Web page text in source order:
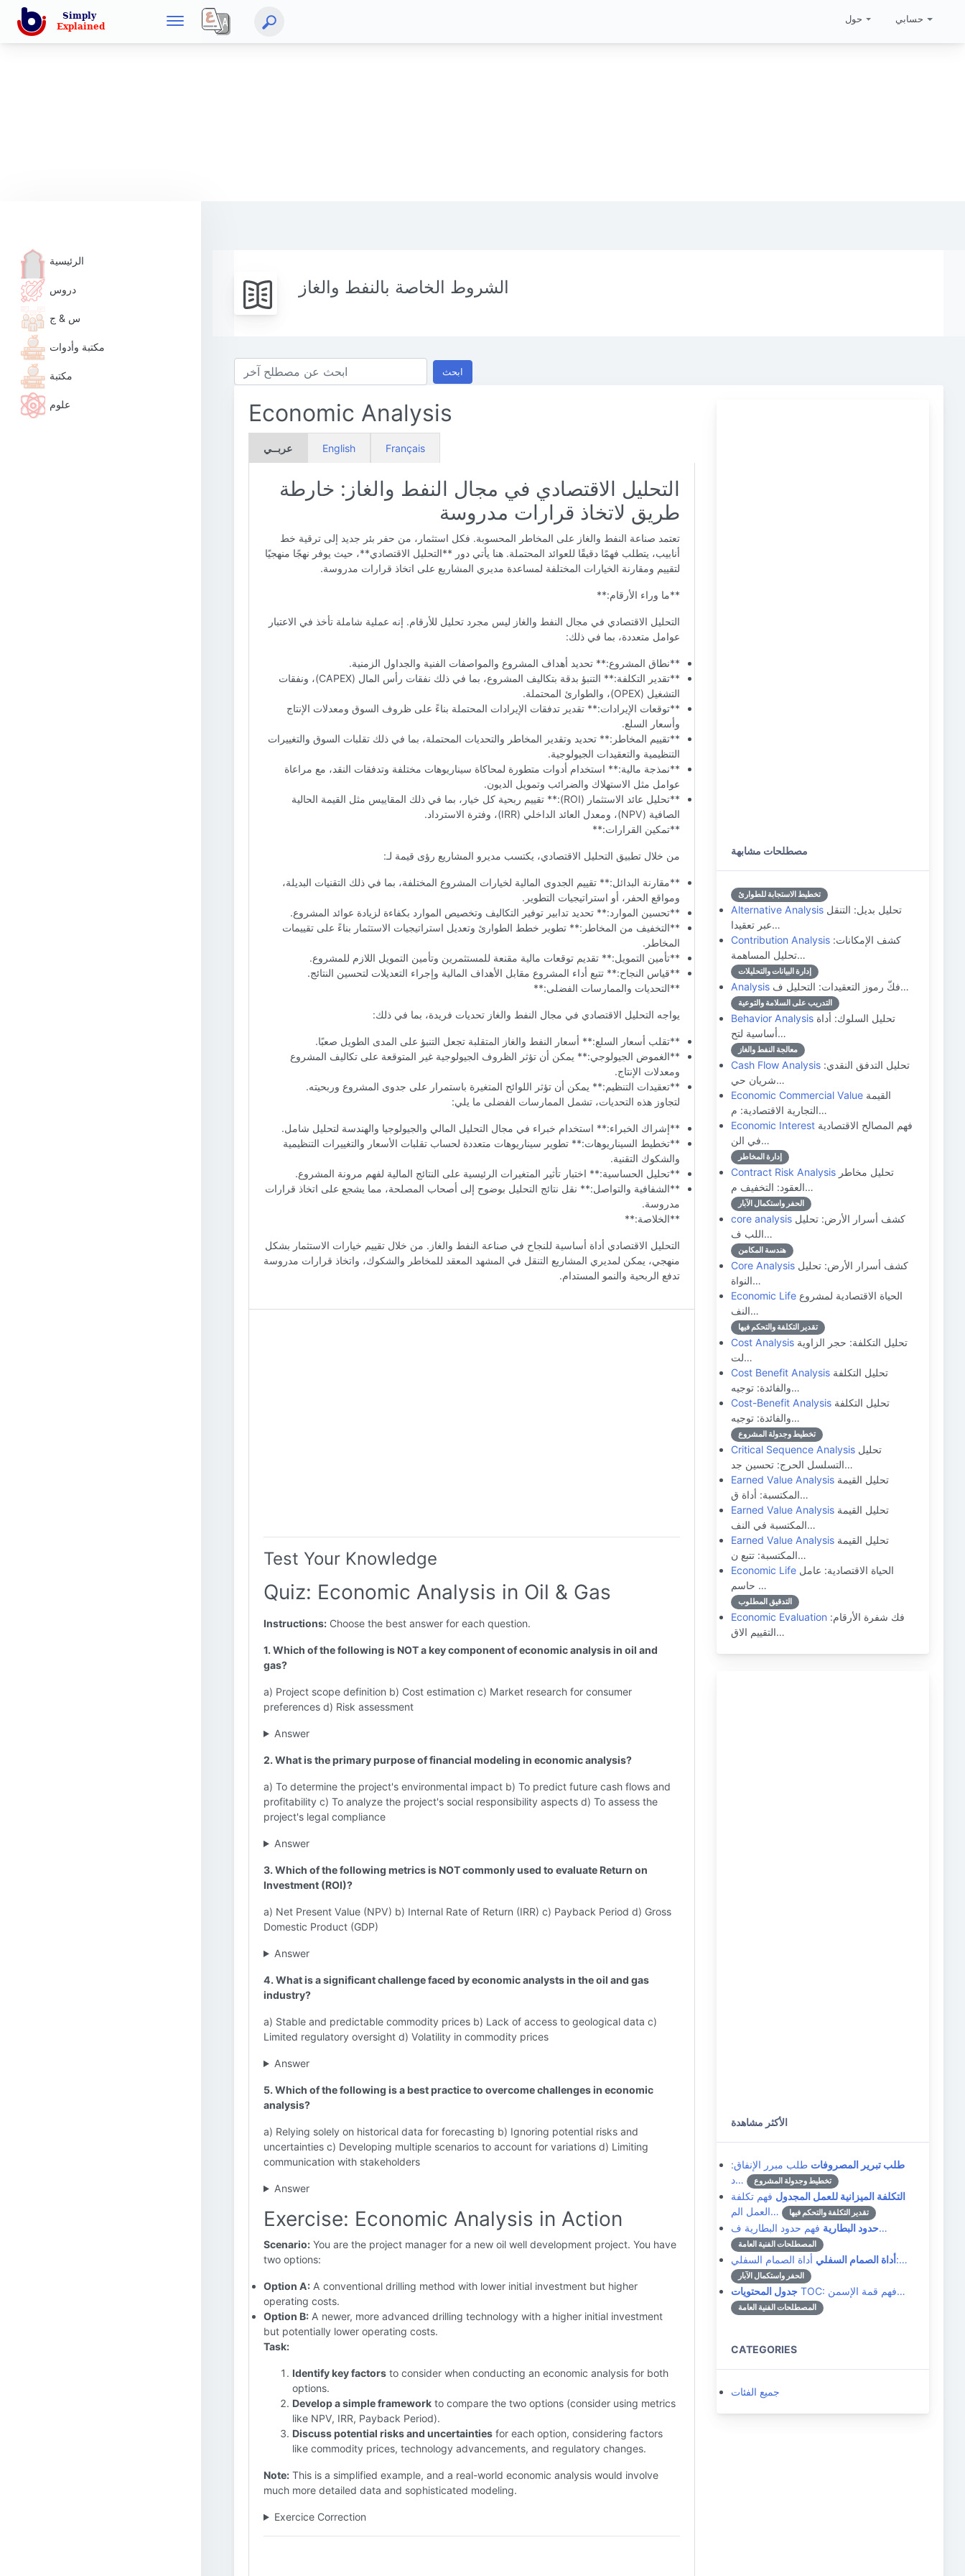
حول حسابي
الرئيسية
دروس
س & ج
مكتبة وأدوات
مكتبة
علوم
الشروط الخاصة بالنفط والغاز
ابحث
Economic Analysis
عربــي English Français
التحليل الاقتصادي في مجال النفط والغاز: خارطة
طريق لاتخاذ قرارات مدروسة
تعتمد صناعة النفط والغاز على المخاطر المحسوبة. فكل استثمار، من حفر بئر جديد إلى ترقية خط
أنابيب، يتطلب فهمًا دقيقًا للعوائد المحتملة. هنا يأتي دور **التحليل الاقتصادي**، حيث يوفر نهجًا منهجيًا
لتقييم ومقارنة الخيارات المختلفة لمساعدة مديري المشاريع على اتخاذ قرارات مدروسة.
**ما وراء الأرقام:**
التحليل الاقتصادي في مجال النفط والغاز ليس مجرد تحليل للأرقام. إنه عملية شاملة تأخذ في الاعتبار
عوامل متعددة، بما في ذلك:
**نطاق المشروع:** تحديد أهداف المشروع والمواصفات الفنية والجداول الزمنية.
**تقدير التكلفة:** التنبؤ بدقة بتكاليف المشروع، بما في ذلك نفقات رأس المال (CAPEX)، ونفقات
التشغيل (OPEX)، والطوارئ المحتملة.
**توقعات الإيرادات:** تقدير تدفقات الإيرادات المحتملة بناءً على ظروف السوق ومعدلات الإنتاج
وأسعار السلع.
**تقييم المخاطر:** تحديد وتقدير المخاطر والتحديات المحتملة، بما في ذلك تقلبات السوق والتغييرات
التنظيمية والتعقيدات الجيولوجية.
**نمذجة مالية:** استخدام أدوات متطورة لمحاكاة سيناريوهات مختلفة وتدفقات النقد، مع مراعاة
عوامل مثل الاستهلاك والضرائب وتمويل الديون.
**تحليل عائد الاستثمار (ROI):** تقييم ربحية كل خيار، بما في ذلك المقاييس مثل القيمة الحالية
الصافية (NPV)، ومعدل العائد الداخلي (IRR)، وفترة الاسترداد.
**تمكين القرارات:**
من خلال تطبيق التحليل الاقتصادي، يكتسب مديرو المشاريع رؤى قيمة لـ:
**مقارنة البدائل:** تقييم الجدوى المالية لخيارات المشروع المختلفة، بما في ذلك التقنيات البديلة،
ومواقع الحفر، أو استراتيجيات التطوير.
**تحسين الموارد:** تحديد تدابير توفير التكاليف وتخصيص الموارد بكفاءة لزيادة عوائد المشروع.
**التخفيف من المخاطر:** تطوير خطط الطوارئ وتعديل استراتيجيات الاستثمار بناءً على تقييمات
المخاطر.
**تأمين التمويل:** تقديم توقعات مالية مقنعة للمستثمرين وتأمين التمويل اللازم للمشروع.
**قياس النجاح:** تتبع أداء المشروع مقابل الأهداف المالية وإجراء التعديلات لتحسين النتائج.
**التحديات والممارسات الفضلى:**
يواجه التحليل الاقتصادي في مجال النفط والغاز تحديات فريدة، بما في ذلك:
**تقلب أسعار السلع:** أسعار النفط والغاز المتقلبة تجعل التنبؤ على المدى الطويل صعبًا.
**الغموض الجيولوجي:** يمكن أن تؤثر الظروف الجيولوجية غير المتوقعة على تكاليف المشروع
ومعدلات الإنتاج.
**تعقيدات التنظيم:** يمكن أن تؤثر اللوائح المتغيرة باستمرار على جدوى المشروع وربحيته.
لتجاوز هذه التحديات، تشمل الممارسات الفضلى ما يلي:
**إشراك الخبراء:** استخدام خبراء في مجال التحليل المالي والجيولوجيا والهندسة لتحليل شامل.
**تخطيط السيناريوهات:** تطوير سيناريوهات متعددة لحساب تقلبات الأسعار والتغييرات التنظيمية
والشكوك التقنية.
**تحليل الحساسية:** اختبار تأثير المتغيرات الرئيسية على النتائج المالية لفهم مرونة المشروع.
**الشفافية والتواصل:** نقل نتائج التحليل بوضوح إلى أصحاب المصلحة، مما يشجع على اتخاذ قرارات
مدروسة.
**الخلاصة:**
التحليل الاقتصادي أداة أساسية للنجاح في صناعة النفط والغاز. من خلال تقييم خيارات الاستثمار بشكل
منهجي، يمكن لمديري المشاريع التنقل في المشهد المعقد للمخاطر والشكوك، واتخاذ قرارات مدروسة
تدفع الربحية والنمو المستدام.
Test Your Knowledge
Quiz: Economic Analysis in Oil & Gas
Instructions: Choose the best answer for each question.
1. Which of the following is NOT a key component of economic analysis in oil and
gas?
a) Project scope definition b) Cost estimation c) Market research for consumer
preferences d) Risk assessment
Answer
2. What is the primary purpose of financial modeling in economic analysis?
a) To determine the project's environmental impact b) To predict future cash flows and
profitability c) To analyze the project's social responsibility aspects d) To assess the
project's legal compliance
Answer
3. Which of the following metrics is NOT commonly used to evaluate Return on
Investment (ROI)?
a) Net Present Value (NPV) b) Internal Rate of Return (IRR) c) Payback Period d) Gross
Domestic Product (GDP)
Answer
4. What is a significant challenge faced by economic analysts in the oil and gas
industry?
a) Stable and predictable commodity prices b) Lack of access to geological data c)
Limited regulatory oversight d) Volatility in commodity prices
Answer
5. Which of the following is a best practice to overcome challenges in economic
analysis?
a) Relying solely on historical data for forecasting b) Ignoring potential risks and
uncertainties c) Developing multiple scenarios to account for variations d) Limiting
communication with stakeholders
Answer
Exercise: Economic Analysis in Action
Scenario: You are the project manager for a new oil well development project. You have
two options:
Option A: A conventional drilling method with lower initial investment but higher
operating costs.
Option B: A newer, more advanced drilling technology with a higher initial investment
but potentially lower operating costs.
Task:
Identify key factors to consider when conducting an economic analysis for both
options.
Develop a simple framework to compare the two options (consider using metrics
like NPV, IRR, Payback Period).
Discuss potential risks and uncertainties for each option, considering factors
like commodity prices, technology advancements, and regulatory changes.
Note: This is a simplified example, and a real-world economic analysis would involve
much more detailed data and sophisticated modeling.
Exercice Correction
مصطلحات مشابهة
تخطيط الاستجابة للطوارئ
Alternative Analysis
عبر تعقيدا…
Contribution Analysis
تحليل المساهمة…
إدارة البيانات والتحليلات
Analysis فكّ رموز التعقيدات: التحليل ف…
التدريب على السلامة والتوعية
Behavior Analysis
أساسية لتح…
معالجة النفط والغاز
Cash Flow Analysis
شريان حي…
Economic Commercial Value
التجارية الاقتصادية: م…
Economic Interest
في الن…
إدارة المخاطر
Contract Risk Analysis
العقود: التخفيف م…
الحفر واستكمال الآبار
core analysis
اللب ف…
هندسة المكامن
Core Analysis
النواة…
Economic Life
النف…
تقدير التكلفة والتحكم فيها
Cost Analysis
لت…
Cost Benefit Analysis
والفائدة: توجيه…
Cost-Benefit Analysis
والفائدة: توجيه…
تخطيط وجدولة المشروع
Critical Sequence Analysis
التسلسل الحرج: تحسين جد…
Earned Value Analysis
المكتسبة: أداة ق…
Earned Value Analysis
المكتسبة في النف…
Earned Value Analysis
المكتسبة: تتبع ن…
Economic Life
حاسم …
التدقيق المطلوب
Economic Evaluation
التقييم الاق…
الأكثر مشاهدة
طلب تبرير المصروفات طلب مبرر الإنفاق:
د…
تخطيط وجدولة المشروع
التكلفة الميزانية للعمل المجدول فهم تكلفة
العمل الم…
تقدير التكلفة والتحكم فيها
حدود البطاريةفهم حدود البطارية ف…
المصطلحات الفنية العامة
أداة الصمام السفليأداة الصمام السفلي:…
الحفر واستكمال الآبار
جدول المحتويات TOC: فهم قمة الإسمن…
المصطلحات الفنية العامة
CATEGORIES
جميع الفئات